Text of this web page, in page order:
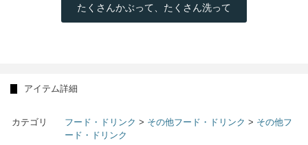
たくさんかぶって、たくさん洗って
アイテム詳細
カテゴリ フード・ドリンク > その他フード・ドリンク > その他フ
ード・ドリンク